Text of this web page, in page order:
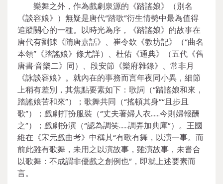
樂舞之外，作為戲劇泉源的《踏謠娘》（別名
《談容娘》）無疑是唐代“踏歌”衍生情勢中最為值得
追蹤關心的一種。以時光為序，《踏謠娘》的故事在
唐代有劉餗《隋唐嘉話》、崔令欽《教坊記》（“曲名
本領”《踏謠娘》條尤詳）、杜佑《通典》（五代《舊
唐書·音樂二》同）、段安節《樂府雜錄》、常非月
《詠談容娘》。就內在的事務而言年夜同小異，細節
上稍有差別，其焦點要素如下：歌詞（“踏謠娘和來，
踏謠娘苦和來”）；歌舞共同（“搖頓其身”“且步且
歌”）；戲劇打扮服裝（“丈夫著婦人衣……今則婦報酬
之”）；戲劇扮演（“認為調笑……調弄加典庫”）。王國
維在《宋元戲曲考》中稱其“有歌有舞，以演一事。而
前此雖有歌舞，未用之以演故事，雖演故事，未嘗合
以歌舞：不成謂非優戲之創例也”，即就上述要素而
言。